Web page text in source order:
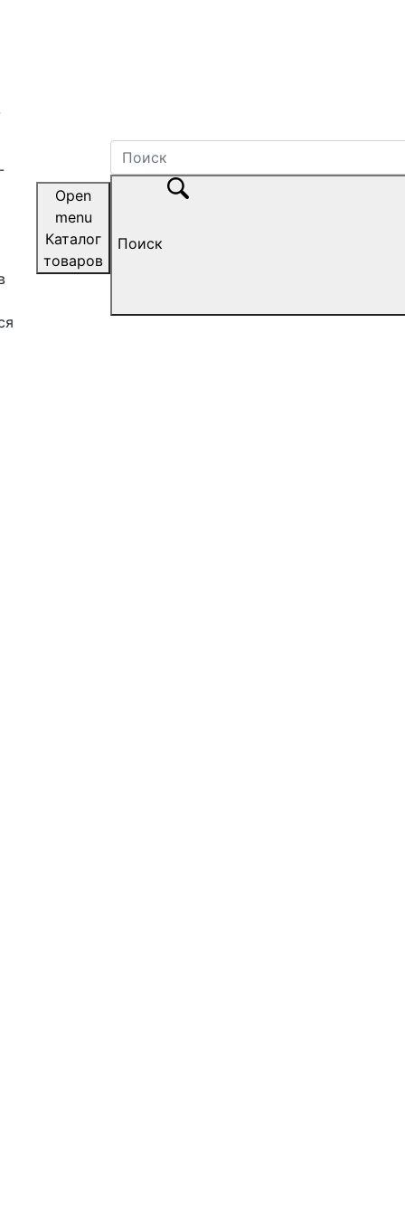
Open
menu
Каталог
товаров
Поиск